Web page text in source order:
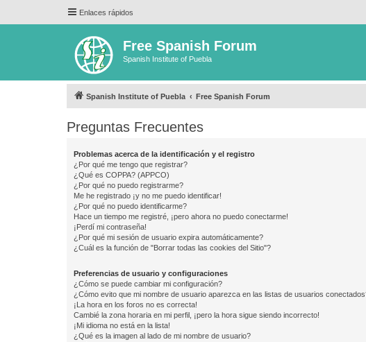
Enlaces rápidos
Free Spanish Forum
Spanish Institute of Puebla
Spanish Institute of Puebla Free Spanish Forum
Preguntas Frecuentes
Problemas acerca de la identificación y el registro
¿Por qué me tengo que registrar?
¿Qué es COPPA? (APPCO)
¿Por qué no puedo registrarme?
Me he registrado ¡y no me puedo identificar!
¿Por qué no puedo identificarme?
Hace un tiempo me registré, ¡pero ahora no puedo conectarme!
¡Perdí mi contraseña!
¿Por qué mi sesión de usuario expira automáticamente?
¿Cuál es la función de "Borrar todas las cookies del Sitio"?
Preferencias de usuario y configuraciones
¿Cómo se puede cambiar mi configuración?
¿Cómo evito que mi nombre de usuario aparezca en las listas de usuarios
¡La hora en los foros no es correcta!
Cambié la zona horaria en mi perfil, ¡pero la hora sigue siendo incorrecto!
¡Mi idioma no está en la lista!
¿Qué es la imagen al lado de mi nombre de usuario?